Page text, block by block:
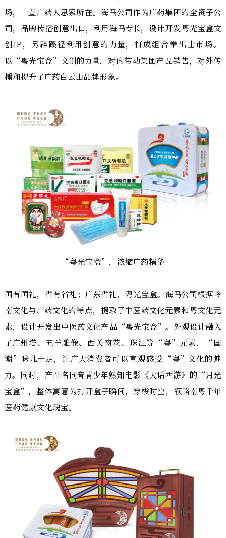
场，一直广药人思索所在。海马公司作为广药集团的全资子公
司，品牌传播创意出口，利用海马专长，设计开发粤光宝盒文
创IP，另辟蹊径利用创意的力量，打成组合拳出击市场。
以“粤光宝盒”文创的力量，对内带动集团产品销售，对外传
播和提升了广药白云山品牌形象。
“粤光宝盒”，浓缩广药精华
国有国礼，省有省礼；广东省礼，粤光宝盒。海马公司根据岭
南文化与广药文化的特点，提取了中医药文化元素和粤文化元
素，设计开发出中医药文化产品“粤光宝盒”。外观设计融入
了广州塔、五羊雕像、西关窗花、珠江等“粤”元素，“国
潮”味儿十足，让广大消费者可以直观感受“粤”文化的魅
力。同时，产品名同音青少年熟知电影《大话西游》的“月光
宝盒”，整体寓意为打开盒子瞬间，穿梭时空，领略南粤千年
医药健康文化瑰宝。